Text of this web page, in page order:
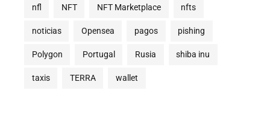
nfl NFT NFT Marketplace nfts
noticias Opensea pagos pishing
Polygon Portugal Rusia shiba inu
taxis TERRA wallet